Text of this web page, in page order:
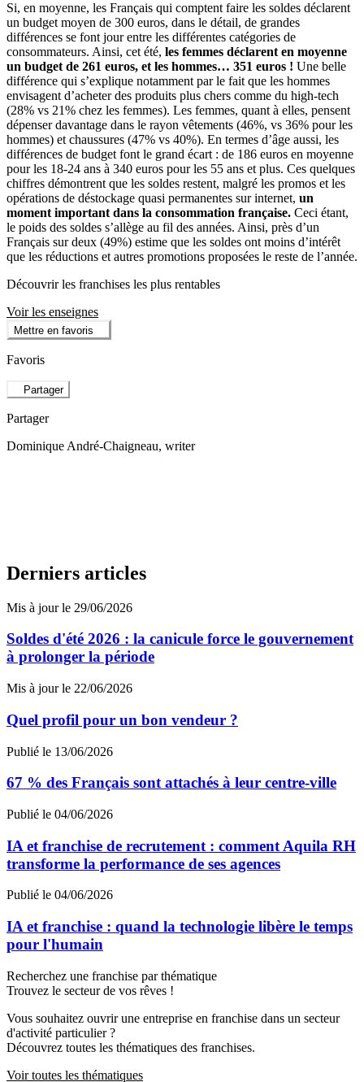
Si, en moyenne, les Français qui comptent faire les soldes déclarent
un budget moyen de 300 euros, dans le détail, de grandes
différences se font jour entre les différentes catégories de
consommateurs. Ainsi, cet été, les femmes déclarent en moyenne
un budget de 261 euros, et les hommes… 351 euros ! Une belle
différence qui s’explique notamment par le fait que les hommes
envisagent d’acheter des produits plus chers comme du high-tech
(28% vs 21% chez les femmes). Les femmes, quant à elles, pensent
dépenser davantage dans le rayon vêtements (46%, vs 36% pour les
hommes) et chaussures (47% vs 40%). En termes d’âge aussi, les
différences de budget font le grand écart : de 186 euros en moyenne
pour les 18-24 ans à 340 euros pour les 55 ans et plus. Ces quelques
chiffres démontrent que les soldes restent, malgré les promos et les
opérations de déstockage quasi permanentes sur internet, un
moment important dans la consommation française. Ceci étant,
le poids des soldes s’allège au fil des années. Ainsi, près d’un
Français sur deux (49%) estime que les soldes ont moins d’intérêt
que les réductions et autres promotions proposées le reste de l’année.
Découvrir les franchises les plus rentables
Voir les enseignes
Mettre en favoris
Favoris
Partager
Partager
Dominique André-Chaigneau, writer
Derniers articles
Mis à jour le 29/06/2026
Soldes d'été 2026 : la canicule force le gouvernement
à prolonger la période
Mis à jour le 22/06/2026
Quel profil pour un bon vendeur ?
Publié le 13/06/2026
67 % des Français sont attachés à leur centre-ville
Publié le 04/06/2026
IA et franchise de recrutement : comment Aquila RH
transforme la performance de ses agences
Publié le 04/06/2026
IA et franchise : quand la technologie libère le temps
pour l'humain
Recherchez une franchise par thématique
Trouvez le secteur de vos rêves !
Vous souhaitez ouvrir une entreprise en franchise dans un secteur
d'activité particulier ?
Découvrez toutes les thématiques des franchises.
Voir toutes les thématiques